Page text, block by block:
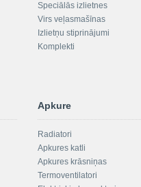
Speciālās izlietnes
Virs veļasmašīnas
Izlietņu stiprinājumi
Komplekti
Apkure
Radiatori
Apkures katli
Apkures krāsniņas
Termoventilatori